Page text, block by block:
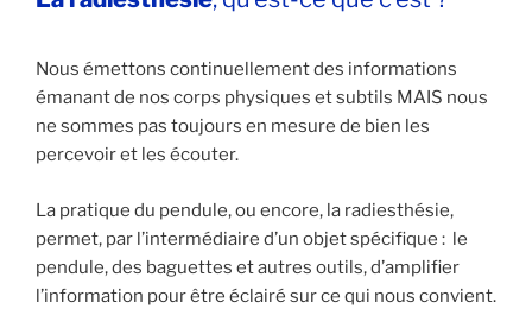
Nous émettons continuellement des informations
émanant de nos corps physiques et subtils MAIS nous
ne sommes pas toujours en mesure de bien les
percevoir et les écouter.
La pratique du pendule, ou encore, la radiesthésie,
permet, par l’intermédiaire d’un objet spécifique : le
pendule, des baguettes et autres outils, d’amplifier
l’information pour être éclairé sur ce qui nous convient.